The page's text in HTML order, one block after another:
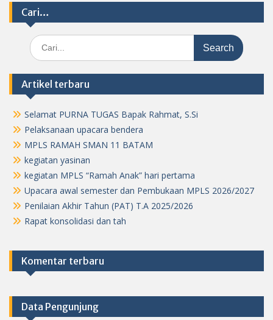
Cari…
Search
for:
Artikel terbaru
Selamat PURNA TUGAS Bapak Rahmat, S.Si
Pelaksanaan upacara bendera
MPLS RAMAH SMAN 11 BATAM
kegiatan yasinan
kegiatan MPLS “Ramah Anak” hari pertama
Upacara awal semester dan Pembukaan MPLS 2026/2027
Penilaian Akhir Tahun (PAT) T.A 2025/2026
Rapat konsolidasi dan tah
Komentar terbaru
Data Pengunjung